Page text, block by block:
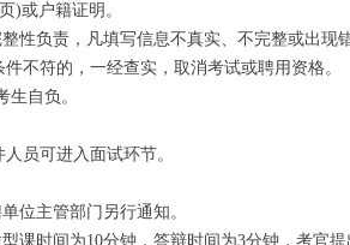
或户籍证明。
负责，凡填写信息不真实、不完整或出现
不符的，一经查实，取消考试或聘用资格。
自负。
员可进入面试环节。
主管部门另行通知。
时间为10分钟，答辩时间为3分钟，考官提